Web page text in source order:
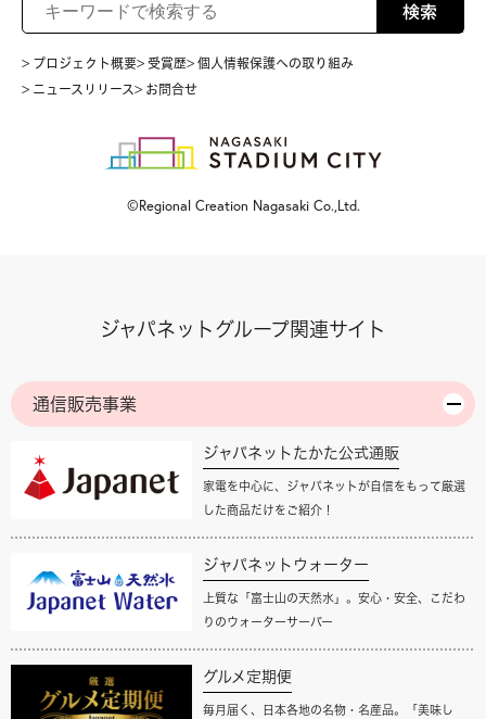
検索
> プロジェクト概要> 受賞歴> 個人情報保護への取り組み
> ニュースリリース> お問合せ
©Regional Creation Nagasaki Co.,Ltd.
ジャパネットグループ関連サイト
通信販売事業
ジャパネットたかた公式通販
家電を中心に、ジャパネットが自信をもって厳選
した商品だけをご紹介！
ジャパネットウォーター
上質な「富士山の天然水」。安心・安全、こだわ
りのウォーターサーバー
グルメ定期便
毎月届く、日本各地の名物・名産品。「美味し